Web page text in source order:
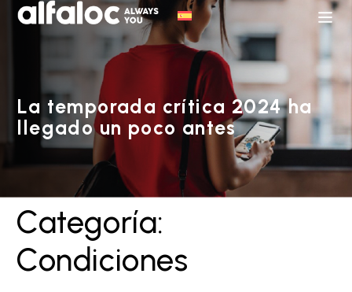
La temporada crítica 2024 ha
llegado un poco antes
Categoría:
Condiciones